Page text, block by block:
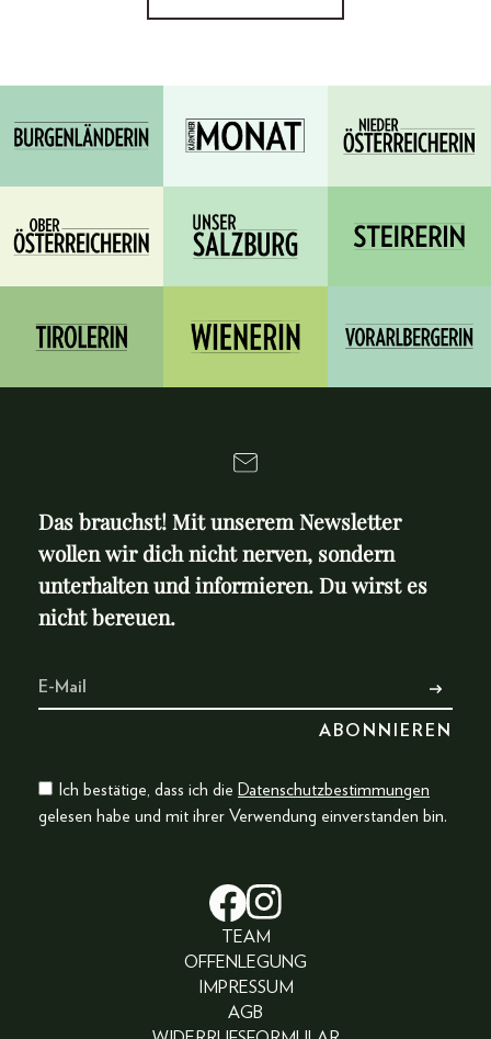
Das brauchst! Mit unserem Newsletter
wollen wir dich nicht nerven, sondern
unterhalten und informieren. Du wirst es
nicht bereuen.
Ich bestätige, dass ich die Datenschutzbestimmungen
gelesen habe und mit ihrer Verwendung einverstanden bin.
TEAM
OFFENLEGUNG
IMPRESSUM
AGB